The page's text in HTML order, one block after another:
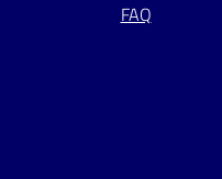
FAQ